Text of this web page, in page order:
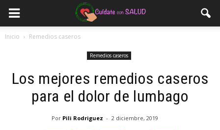
Inicio Remedios caseros
Remedios caseros
Los mejores remedios caseros
para el dolor de lumbago
Por Pili Rodriguez - 2 diciembre, 2019